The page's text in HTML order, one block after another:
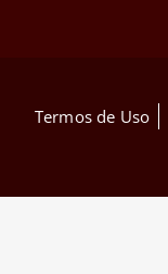
Termos de Uso